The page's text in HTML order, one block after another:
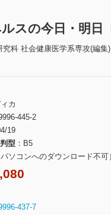
スの今日・明日
科 社会健康医学系専攻(編集)
カ
445-2
19
判型
B5
ソコンへのダウンロード不可
437-7